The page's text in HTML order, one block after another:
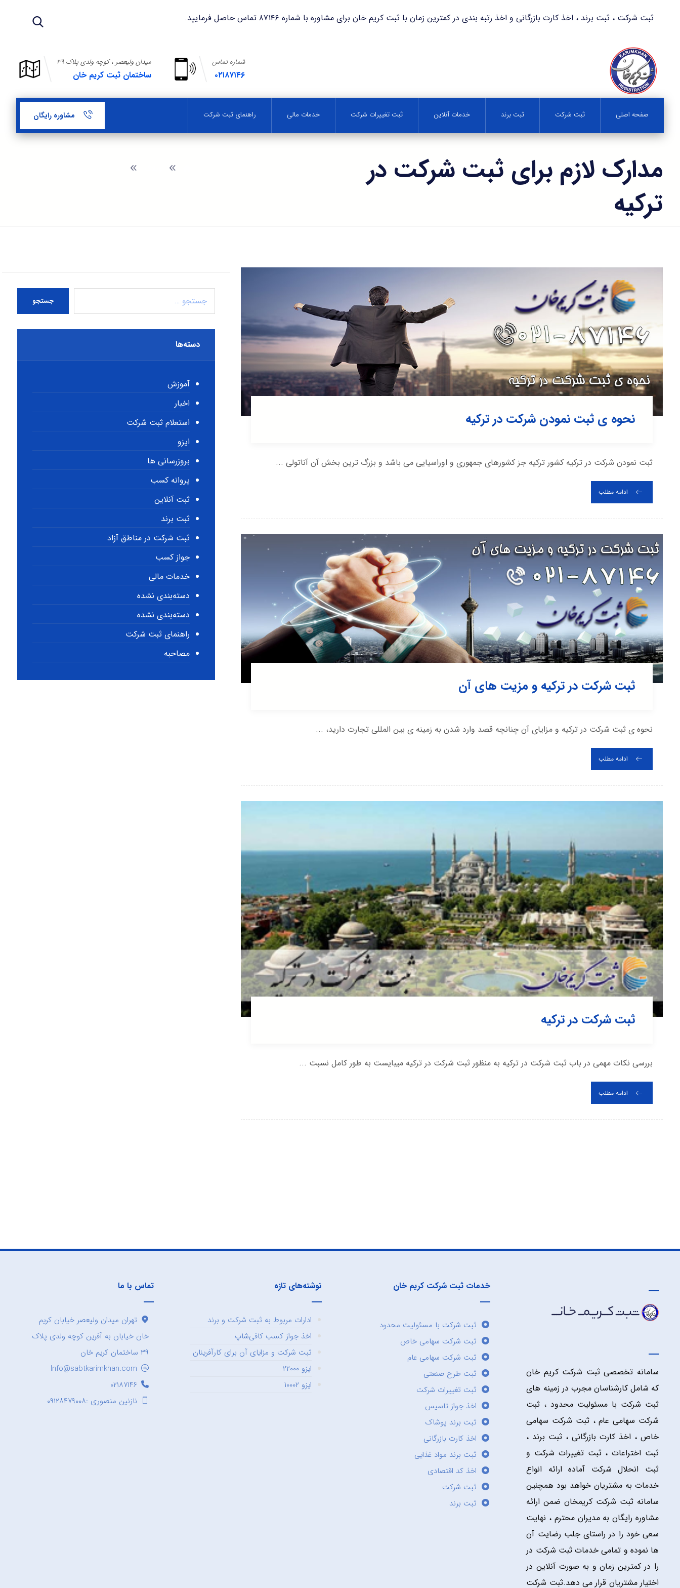
ثبت شرکت ، ثبت برند ، اخذ کارت بازرگانی و اخذ رتبه بندی در کمترین زمان با ثبت کریم خان برای مشاوره با شماره ۸۷۱۴۶ تماس حاصل فرمایید.
میدان ولیعصر ، کوچه ولدی پلاک ۳۹
ساختمان ثبت کریم خان
شماره تماس
۰۲۱۸۷۱۴۶
صفحه اصلی ثبت شرکت ثبت برند خدمات آنلاین ثبت تغییرات شرکت خدمات مالی راهنمای ثبت شرکت مشاوره رایگان
مدارک لازم برای ثبت شرکت در
ترکیه
نحوه ی ثبت نمودن شرکت در ترکیه
ثبت نمودن شرکت در ترکیه کشور ترکیه جز کشورهای جمهوری و اوراسیایی می باشد و بزرگ ترین بخش آن آناتولی ...
ادامه مطلب
ثبت شرکت در ترکیه و مزیت های آن
نحوه ی ثبت شرکت در ترکیه و مزایای آن چنانچه قصد وارد شدن به زمینه ی بین المللی تجارت دارید، ...
ادامه مطلب
ثبت شرکت در ترکیه
بررسی نکات مهمی در باب ثبت شرکت در ترکیه به منظور ثبت شرکت در ترکیه میبایست به طور کامل نسبت ...
ادامه مطلب
جستجو
دسته‌ها
آموزش
اخبار
استعلام ثبت شرکت
ایزو
بروزرسانی ها
پروانه کسب
ثبت آنلاین
ثبت برند
ثبت شرکت در مناطق آزاد
جواز کسب
خدمات مالی
دسته‌بندی نشده
دسته‌بندی نشده
راهنمای ثبت شرکت
مصاحبه
سامانه تخصصی ثبت شرکت کریم خان
که شامل کارشناسان مجرب در زمینه های
ثبت شرکت با مسئولیت محدود ، ثبت
شرکت سهامی عام ، ثبت شرکت سهامی
خاص ، اخذ کارت بازرگانی ، ثبت برند ،
ثبت اختراعات ، ثبت تغییرات شرکت و
ثبت انحلال شرکت آماده ارائه انواع
خدمات به مشتریان خواهد بود همچنین
سامانه ثبت شرکت کریمخان ضمن ارائه
مشاوره رایگان به مدیران محترم ، نهایت
سعی خود را در راستای جلب رضایت آن
ها نموده و تمامی خدمات ثبت شرکت در
را در کمترین زمان و به صورت آنلاین در
اختیار مشتریان قرار می دهد.ثبت شرکت
خدمات ثبت شرکت کریم خان
ثبت شرکت با مسئولیت محدود
ثبت شرکت سهامی خاص
ثبت شرکت سهامی عام
ثبت طرح صنعتی
ثبت تغییرات شرکت
اخذ جواز تاسیس
ثبت برند پوشاک
اخذ کارت بازرگانی
ثبت برند مواد غذایی
اخذ کد اقتصادی
ثبت شرکت
ثبت برند
نوشته‌های تازه
ادارات مربوط به ثبت شرکت و برند
اخذ جواز کسب کافی‌شاپ
ثبت شرکت و مزایای آن برای کارآفرینان
ایزو ۲۲۰۰۰
ایزو ۱۰۰۰۲
تماس با ما
تهران میدان ولیعصر خیابان کریم
خان خیابان به آفرین کوچه ولدی پلاک
۳۹ ساختمان کریم خان
Info@sabtkarimkhan.com
۰۲۱۸۷۱۴۶
نازنین منصوری :۰۹۱۲۸۴۷۹۰۰۸